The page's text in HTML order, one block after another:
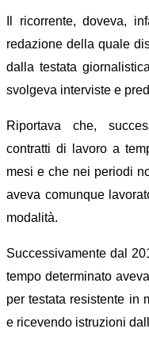
Il ricorrente, doveva,
redazione della quale
dalla testata
svolgeva interviste e
Riportava che,
contratti di lavoro a
mesi e che nei periodi
aveva comunque
modalità.
Successivamente dal
tempo determinato
per testata resistente in
e ricevendo istruzioni